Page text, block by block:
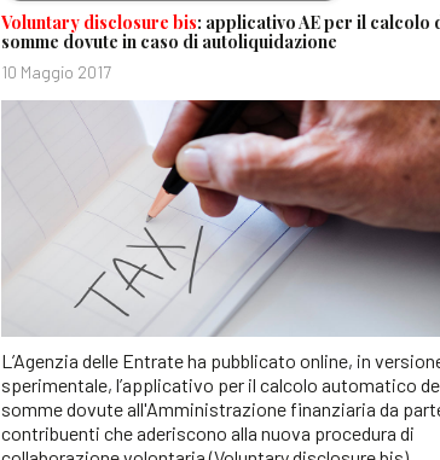
Voluntary disclosure bis: applicativo AE per il calcolo
somme dovute in caso di autoliquidazione
10 Maggio 2017
L’Agenzia delle Entrate ha pubblicato online, in
sperimentale, l’applicativo per il calcolo automatico
somme dovute all'Amministrazione finanziaria da
contribuenti che aderiscono alla nuova procedura di